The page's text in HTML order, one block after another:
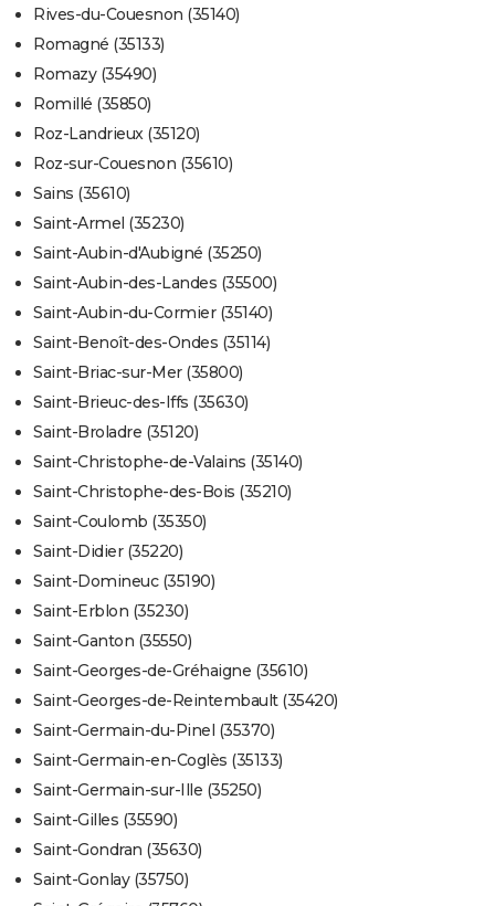
Rives-du-Couesnon (35140)
Romagné (35133)
Romazy (35490)
Romillé (35850)
Roz-Landrieux (35120)
Roz-sur-Couesnon (35610)
Sains (35610)
Saint-Armel (35230)
Saint-Aubin-d'Aubigné (35250)
Saint-Aubin-des-Landes (35500)
Saint-Aubin-du-Cormier (35140)
Saint-Benoît-des-Ondes (35114)
Saint-Briac-sur-Mer (35800)
Saint-Brieuc-des-Iffs (35630)
Saint-Broladre (35120)
Saint-Christophe-de-Valains (35140)
Saint-Christophe-des-Bois (35210)
Saint-Coulomb (35350)
Saint-Didier (35220)
Saint-Domineuc (35190)
Saint-Erblon (35230)
Saint-Ganton (35550)
Saint-Georges-de-Gréhaigne (35610)
Saint-Georges-de-Reintembault (35420)
Saint-Germain-du-Pinel (35370)
Saint-Germain-en-Coglès (35133)
Saint-Germain-sur-Ille (35250)
Saint-Gilles (35590)
Saint-Gondran (35630)
Saint-Gonlay (35750)